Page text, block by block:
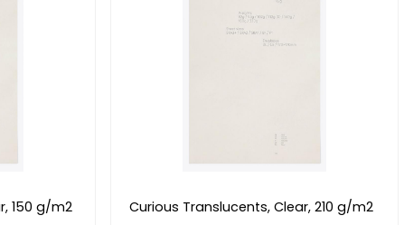
150 g/m2 Curious Translucents, Clear, 210 g/m2